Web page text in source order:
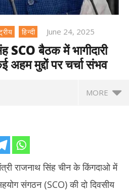
हिन्दी June 24, 2025
SCO बैठक में भागीदारी
मुद्दों पर चर्चा संभव
MORE
राजनाथ सिंह चीन के किंगदाओ में
संगठन (SCO) की दो दिवसीय